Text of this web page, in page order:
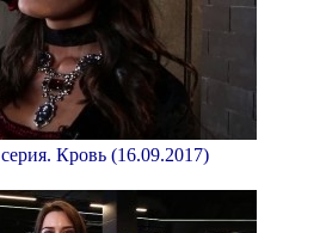
Кровь (16.09.2017)